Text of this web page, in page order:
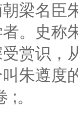
梁名臣
。史称
赏识，
朱遵度
;。